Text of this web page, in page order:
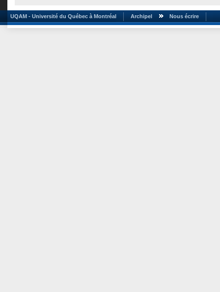
UQAM - Université du Québec à Montréal Archipel Nous écrire